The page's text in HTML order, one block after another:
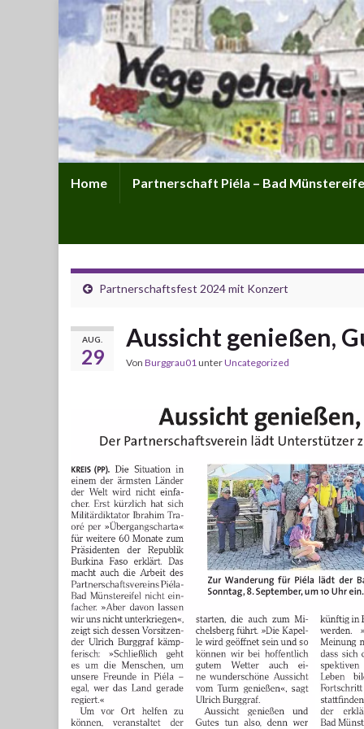
Home Partnerschaft Piéla – Bad
Partnerschaftsfest 2024 mit Konzert
AUG.
29
Aussicht genießen,
Von Burggrau01unterUncategorized